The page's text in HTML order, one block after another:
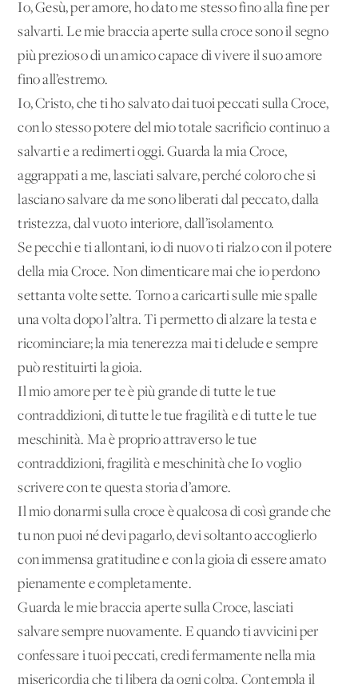
Io, Gesù, per amore, ho dato me stesso fino alla fine per
salvarti. Le mie braccia aperte sulla croce sono il segno
più prezioso di un amico capace di vivere il suo amore
fino all’estremo.
Io, Cristo, che ti ho salvato dai tuoi peccati sulla Croce,
con lo stesso potere del mio totale sacrificio continuo a
salvarti e a redimerti oggi. Guarda la mia Croce,
aggrappati a me, lasciati salvare, perché coloro che si
lasciano salvare da me sono liberati dal peccato, dalla
tristezza, dal vuoto interiore, dall’isolamento.
Se pecchi e ti allontani, io di nuovo ti rialzo con il potere
della mia Croce. Non dimenticare mai che io perdono
settanta volte sette. Torno a caricarti sulle mie spalle
una volta dopo l’altra. Ti permetto di alzare la testa e
ricominciare; la mia tenerezza mai ti delude e sempre
può restituirti la gioia.
Il mio amore per te è più grande di tutte le tue
contraddizioni, di tutte le tue fragilità e di tutte le tue
meschinità. Ma è proprio attraverso le tue
contraddizioni, fragilità e meschinità che Io voglio
scrivere con te questa storia d’amore.
Il mio donarmi sulla croce è qualcosa di così grande che
tu non puoi né devi pagarlo, devi soltanto accoglierlo
con immensa gratitudine e con la gioia di essere amato
pienamente e completamente.
Guarda le mie braccia aperte sulla Croce, lasciati
salvare sempre nuovamente. E quando ti avvicini per
confessare i tuoi peccati, credi fermamente nella mia
misericordia che ti libera da ogni colpa. Contempla il